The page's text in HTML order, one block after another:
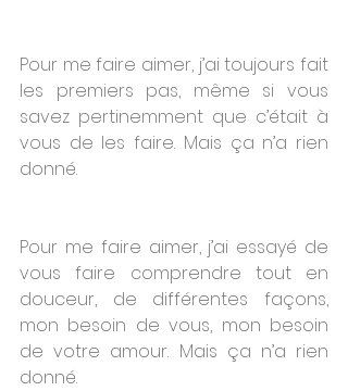
Pour me faire aimer, j’ai toujours fait
les premiers pas, même si vous
savez pertinemment que c’était à
vous de les faire. Mais ça n’a rien
donné.
Pour me faire aimer, j’ai essayé de
vous faire comprendre tout en
douceur, de différentes façons,
mon besoin de vous, mon besoin
de votre amour. Mais ça n’a rien
donné.